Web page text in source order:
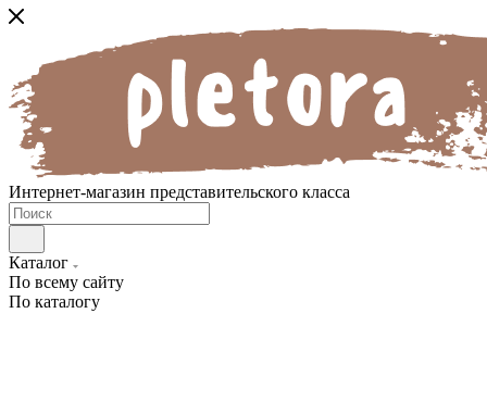
Интернет-магазин представительского класса
Каталог
По всему сайту
По каталогу